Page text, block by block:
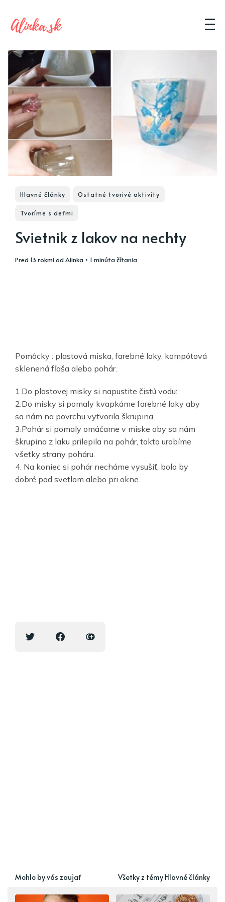
Hlavné články Ostatné tvorivé aktivity
Tvoríme s deťmi
Svietnik z lakov na nechty
pred 13 rokmiodAlinka • 1 minúta čítania
Pomôcky : plastová miska, farebné laky, kompótová
sklenená fľaša alebo pohár.
1.Do plastovej misky si napustite čistú vodu:
2.Do misky si pomaly kvapkáme farebné laky aby
sa nám na povrchu vytvorila škrupina.
3.Pohár si pomaly omáčame v miske aby sa nám
škrupina z laku prilepila na pohár, takto urobíme
všetky strany poháru.
4. Na koniec si pohár necháme vysušiť, bolo by
dobré pod svetlom alebo pri okne.
Mohlo by vás zaujať Všetky z témy Hlavné články